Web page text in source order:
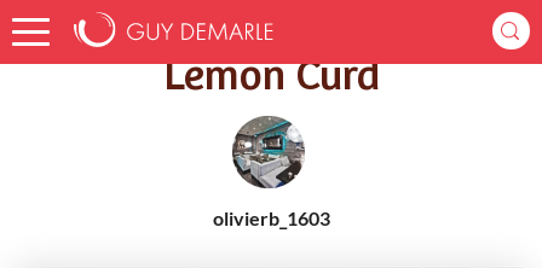
Accueil Recettes Lemon Curd
Lemon Curd
olivierb_1603